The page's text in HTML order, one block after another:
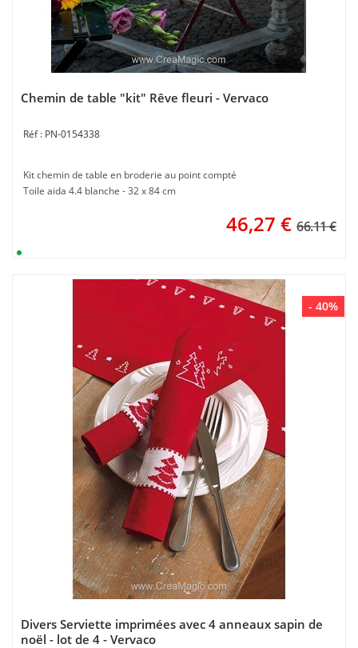
Chemin de table "kit" Rêve fleuri - Vervaco
PN-0154338
Kit chemin de table en broderie au point compté
Toile aida 4.4 blanche - 32 x 84 cm
46,27 € 66.11 €
- 40%
Divers Serviette imprimées avec 4 anneaux sapin de
noël - lot de 4 - Vervaco